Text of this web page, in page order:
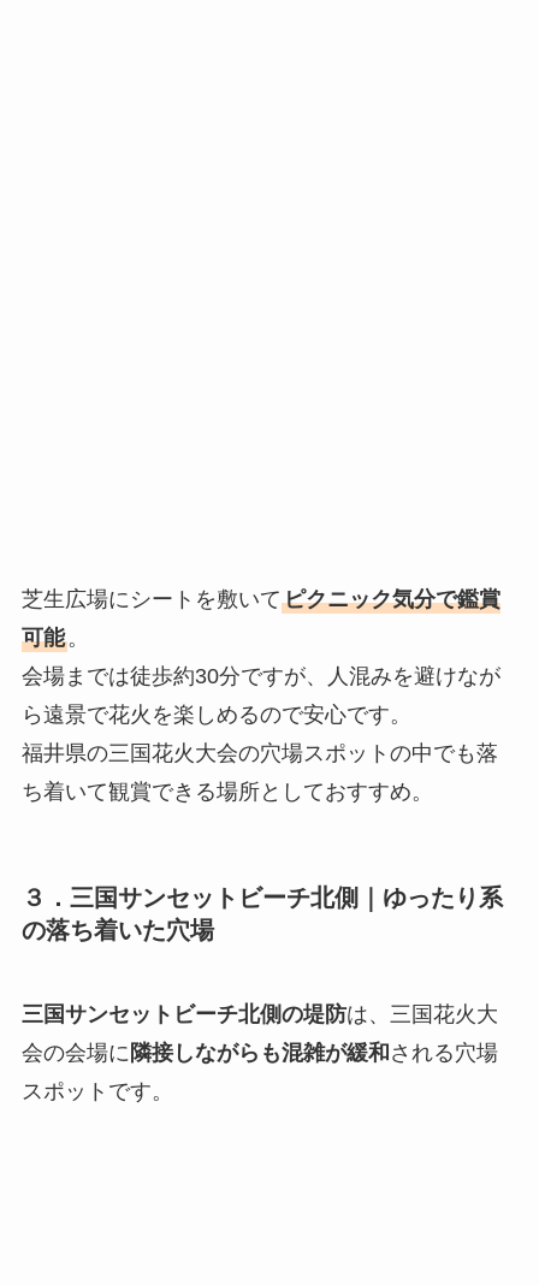
芝生広場にシートを敷いてピクニック気分で鑑賞
可能。
会場までは徒歩約30分ですが、人混みを避けなが
ら遠景で花火を楽しめるので安心です。
福井県の三国花火大会の穴場スポットの中でも落
ち着いて観賞できる場所としておすすめ。
３． 三国サンセットビーチ北側｜ゆったり系
の落ち着いた穴場
三国サンセットビーチ北側の堤防は、三国花火大
会の会場に 隣接しながらも混雑が緩和される穴場
スポットです。